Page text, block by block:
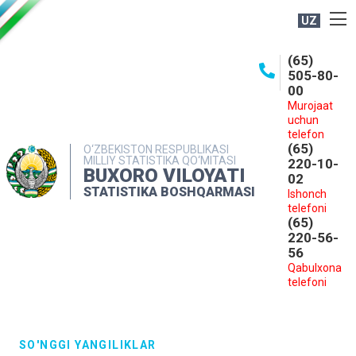
UZ
O‘ZBEKISTON RESPUBLIKASI
MILLIY STATISTIKA QO‘MITASI
BUXORO VILOYATI
STATISTIKA BOSHQARMASI
(65)
505-80-
00
Murojaat
uchun
telefon
(65)
220-10-
02
Ishonch
telefoni
(65)
220-56-
56
Qabulxona
telefoni
MATBUOT XIZMATI
MUROJAATLAR
SO'NGGI YANGILIKLAR